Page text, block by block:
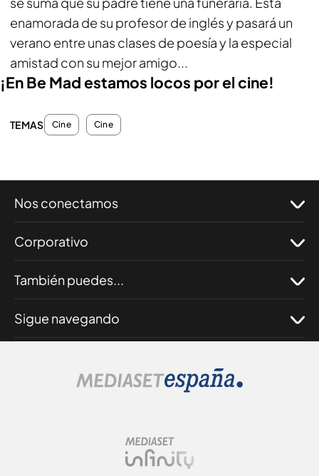
enamorada de su profesor de inglés y pasará un
verano entre unas clases de poesía y la especial
amistad con su mejor amigo...
¡En Be Mad estamos locos por el cine!
TEMAS Cine Cine
Nos conectamos
Corporativo
También puedes...
Sigue navegando